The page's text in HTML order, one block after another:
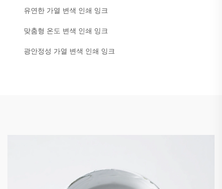
유연한 가열 변색 인쇄 잉크
맞춤형 온도 변색 인쇄 잉크
광안정성 가열 변색 인쇄 잉크